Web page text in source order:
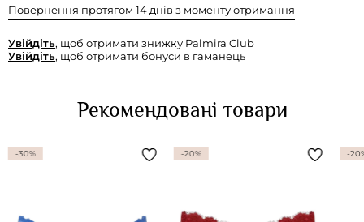
Повернення протягом 14 днів з моменту отримання
Увійдіть, щоб отримати знижку Palmira Club
Увійдіть, щоб отримати бонуси в гаманець
Рекомендовані товари
-30% -20% -